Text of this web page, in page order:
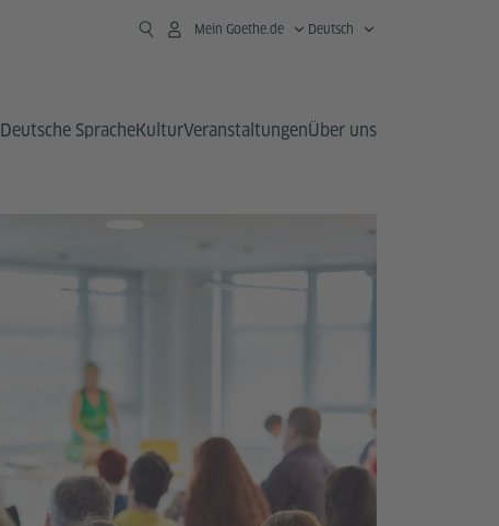
Mein Goethe.de Deutsch
Deutsche SpracheKulturVeranstaltungenÜber uns